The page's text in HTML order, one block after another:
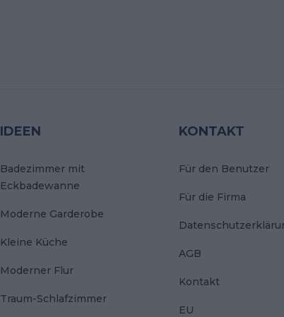
IDEEN
Badezimmer mit
Eckbadewanne
Moderne Garderobe
Kleine Küche
Moderner Flur
Traum-Schlafzimmer
KONTAKT
Für den Benutzer
Für die Firma
AGB
Kontakt
EU